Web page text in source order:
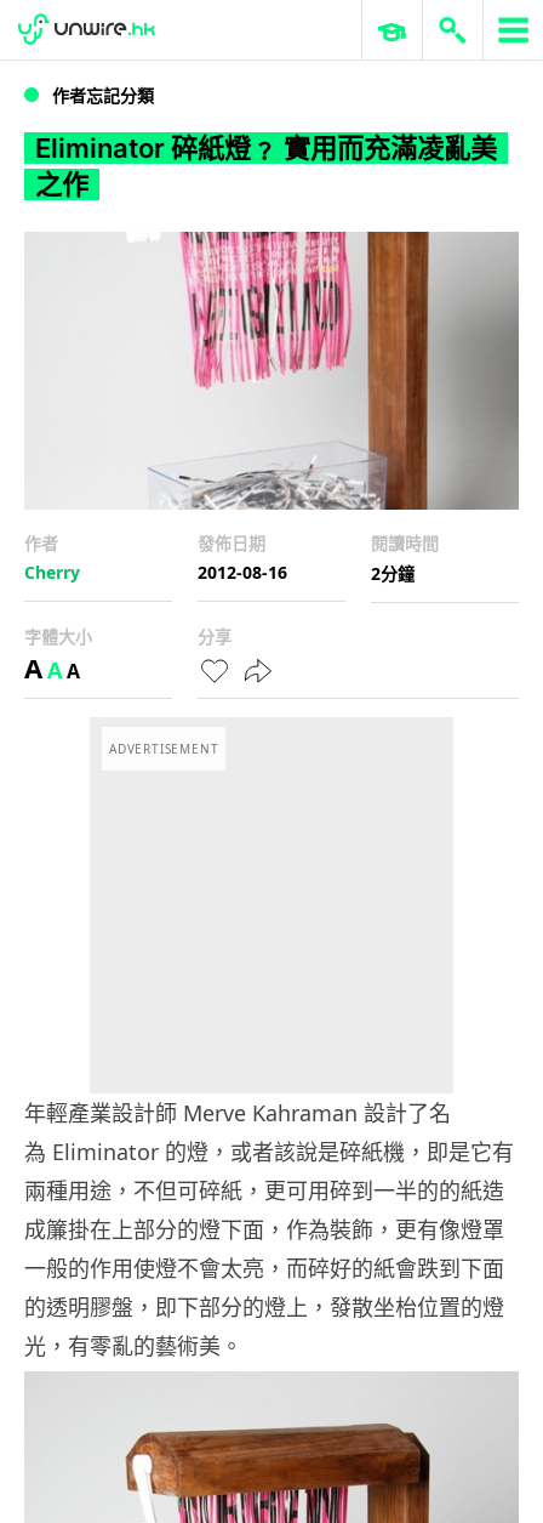
Eliminator 碎紙燈﹖ 實用而充滿凌亂美之作
WWDC 2026 ERP 與商業 AI
作者忘記分類
Eliminator 碎紙燈﹖ 實用而充滿凌亂美
之作
作者
Cherry
發佈日期
2012-08-16
閱讀時間
2分鐘
字體大小
AAA
分享
ADVERTISEMENT
年輕產業設計師 Merve Kahraman 設計了名
為 Eliminator 的燈，或者該說是碎紙機，即是它有
兩種用途，不但可碎紙，更可用碎到一半的的紙造
成簾掛在上部分的燈下面，作為裝飾，更有像燈罩
一般的作用使燈不會太亮，而碎好的紙會跌到下面
的透明膠盤，即下部分的燈上，發散坐枱位置的燈
光，有零亂的藝術美。